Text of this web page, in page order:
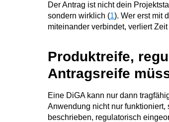
Der Antrag ist nicht dein
sondern wirklich (1). Wer erst mit
miteinander verbindet, verliert
Produktreife,
Antragsreife
Eine DiGA kann nur dann
Anwendung nicht nur
beschrieben, regulatorisch